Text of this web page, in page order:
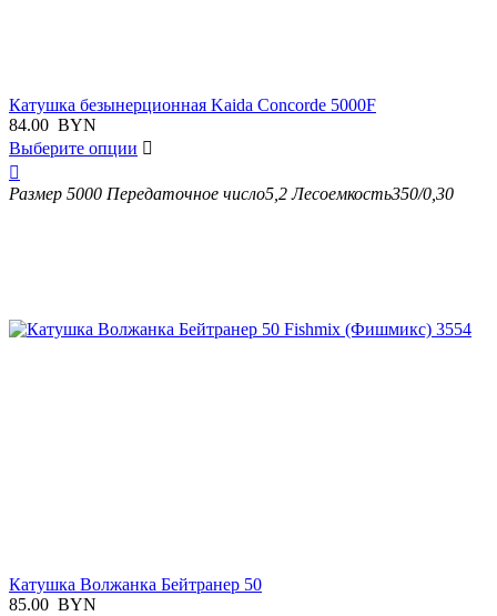
Катушка безынерционная Kaida Concorde 5000F
84.00 BYN
Выберите опции 

Размер 5000 Передаточное число5,2 Лесоемкость350/0,30
Катушка Волжанка Бейтранер 50
85.00 BYN